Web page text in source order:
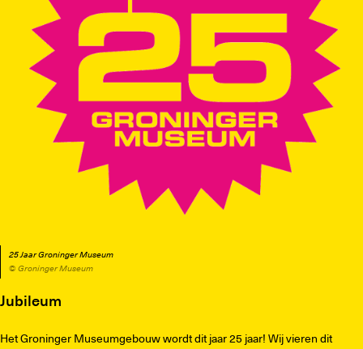
25 Jaar Groninger Museum
© Groninger Museum
Jubileum
Het Groninger Museumgebouw wordt dit jaar 25 jaar! Wij vieren dit